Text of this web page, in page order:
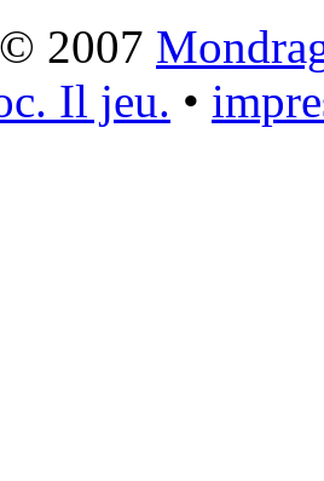
2007
Il jeu. •